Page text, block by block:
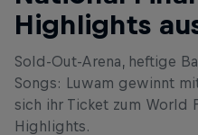
Highlights
Sold-Out-Arena, heftige
Songs: Luwam gewinnt
sich ihr Ticket zum World
Highlights.